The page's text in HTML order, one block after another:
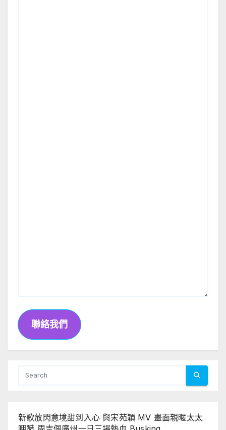
聯絡我們
新歌放閃意境甜到入心 與宋苑穎 MV 畫面親暱太太